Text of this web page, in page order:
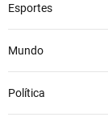
Esportes
Mundo
Política